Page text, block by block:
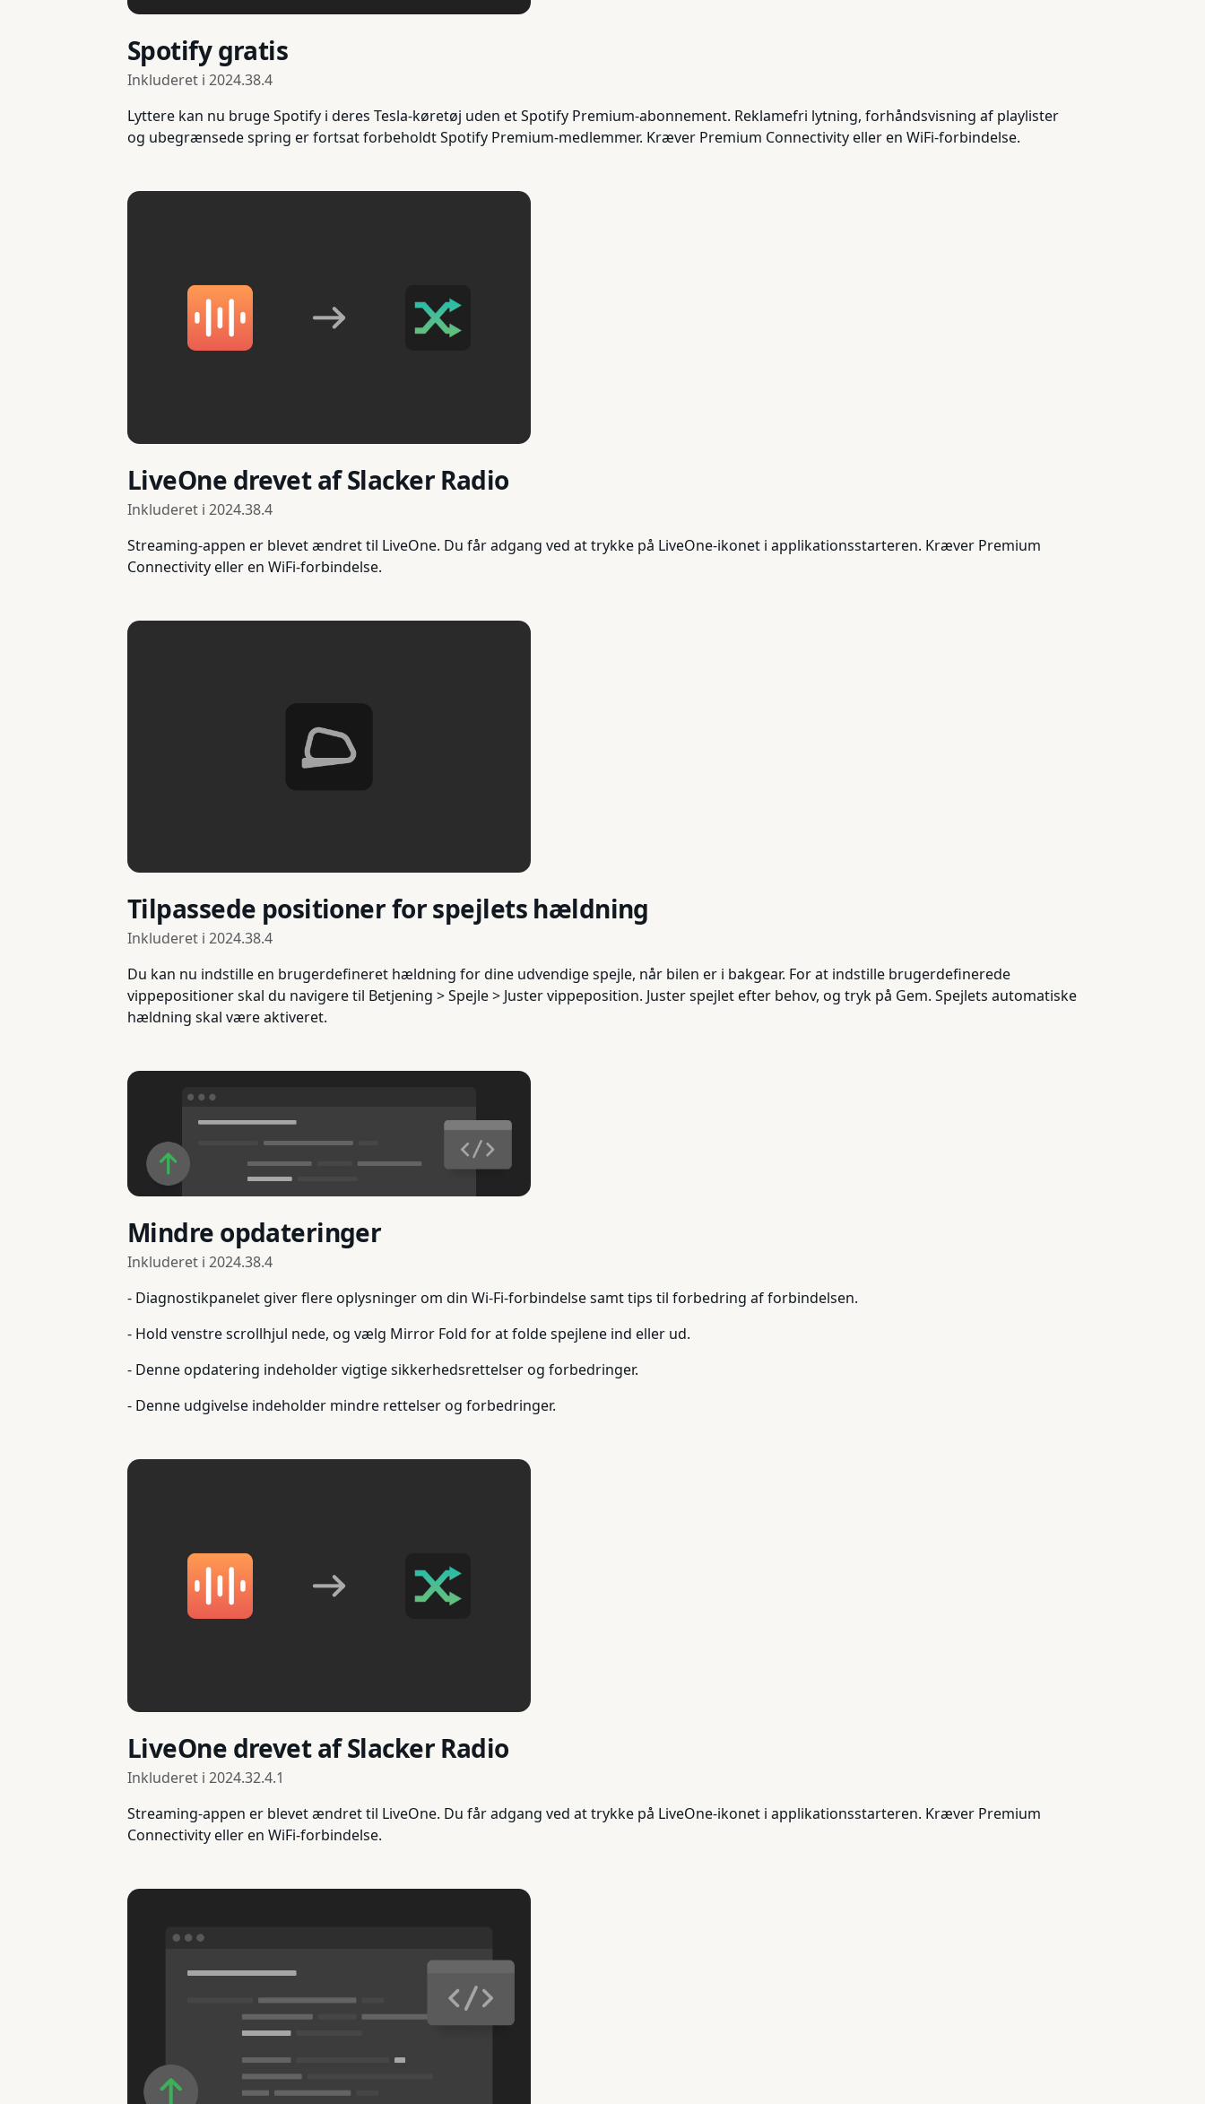
Spotify gratis
Inkluderet i 2024.38.4
Lyttere kan nu bruge Spotify i deres Tesla-køretøj uden et Spotify Premium-abonnement. Reklamefri lytning, forhåndsvisning af playlister
og ubegrænsede spring er fortsat forbeholdt Spotify Premium-medlemmer. Kræver Premium Connectivity eller en WiFi-forbindelse.
LiveOne drevet af Slacker Radio
Inkluderet i 2024.38.4
Streaming-appen er blevet ændret til LiveOne. Du får adgang ved at trykke på LiveOne-ikonet i applikationsstarteren. Kræver Premium
Connectivity eller en WiFi-forbindelse.
Tilpassede positioner for spejlets hældning
Inkluderet i 2024.38.4
Du kan nu indstille en brugerdefineret hældning for dine udvendige spejle, når bilen er i bakgear. For at indstille brugerdefinerede
vippepositioner skal du navigere til Betjening > Spejle > Juster vippeposition. Juster spejlet efter behov, og tryk på Gem. Spejlets automatiske
hældning skal være aktiveret.
Mindre opdateringer
Inkluderet i 2024.38.4
- Diagnostikpanelet giver flere oplysninger om din Wi-Fi-forbindelse samt tips til forbedring af forbindelsen.
- Hold venstre scrollhjul nede, og vælg Mirror Fold for at folde spejlene ind eller ud.
- Denne opdatering indeholder vigtige sikkerhedsrettelser og forbedringer.
- Denne udgivelse indeholder mindre rettelser og forbedringer.
LiveOne drevet af Slacker Radio
Inkluderet i 2024.32.4.1
Streaming-appen er blevet ændret til LiveOne. Du får adgang ved at trykke på LiveOne-ikonet i applikationsstarteren. Kræver Premium
Connectivity eller en WiFi-forbindelse.